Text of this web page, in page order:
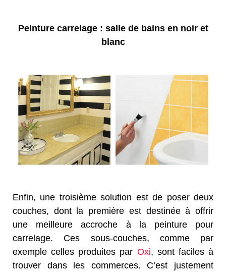
Peinture carrelage : salle de bains en noir et
blanc
Enfin, une troisième solution est de poser deux
couches, dont la première est destinée à offrir
une meilleure accroche à la peinture pour
carrelage. Ces sous-couches, comme par
exemple celles produites par Oxi, sont faciles à
trouver dans les commerces. C’est justement